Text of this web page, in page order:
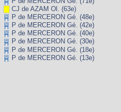
CJ de AZAM Ol. (63e)
P de MERCERON Gé. (48e)
P de MERCERON Gé. (42e)
P de MERCERON Gé. (40e)
P de MERCERON Gé. (30e)
P de MERCERON Gé. (18e)
P de MERCERON Gé. (13e)